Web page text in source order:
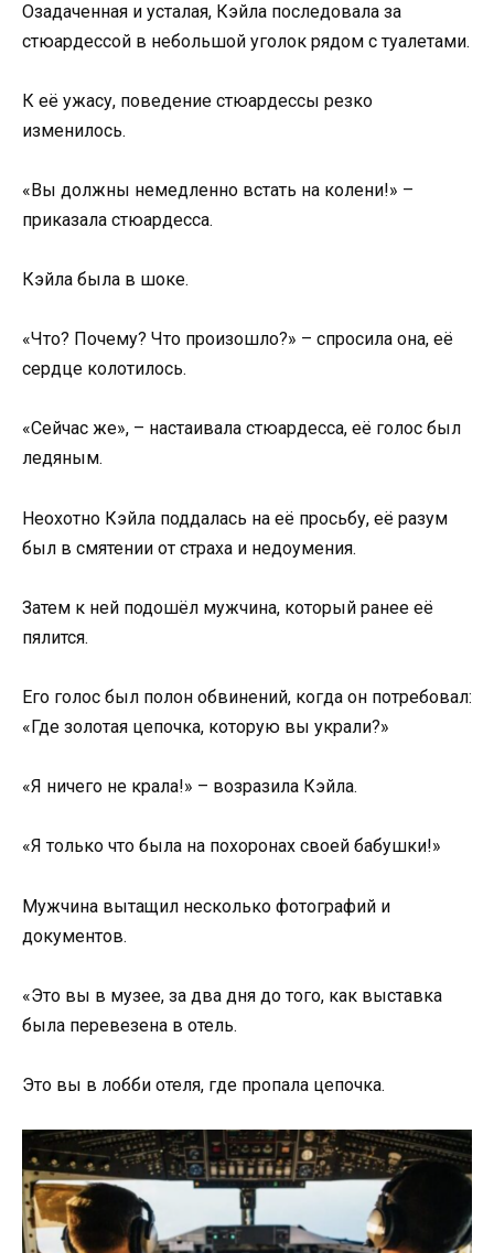
Озадаченная и усталая, Кэйла последовала за
стюардессой в небольшой уголок рядом с туалетами.
К её ужасу, поведение стюардессы резко
изменилось.
«Вы должны немедленно встать на колени!» –
приказала стюардесса.
Кэйла была в шоке.
«Что? Почему? Что произошло?» – спросила она, её
сердце колотилось.
«Сейчас же», – настаивала стюардесса, её голос был
ледяным.
Неохотно Кэйла поддалась на её просьбу, её разум
был в смятении от страха и недоумения.
Затем к ней подошёл мужчина, который ранее её
пялится.
Его голос был полон обвинений, когда он потребовал:
«Где золотая цепочка, которую вы украли?»
«Я ничего не крала!» – возразила Кэйла.
«Я только что была на похоронах своей бабушки!»
Мужчина вытащил несколько фотографий и
документов.
«Это вы в музее, за два дня до того, как выставка
была перевезена в отель.
Это вы в лобби отеля, где пропала цепочка.